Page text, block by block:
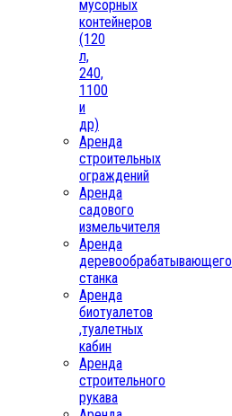
мусорных
контейнеров
(120
л,
240,
1100
и
др)
Аренда
строительных
ограждений
Аренда
садового
измельчителя
Аренда
деревообрабатывающего
станка
Аренда
биотуалетов
,туалетных
кабин
Аренда
строительного
рукава